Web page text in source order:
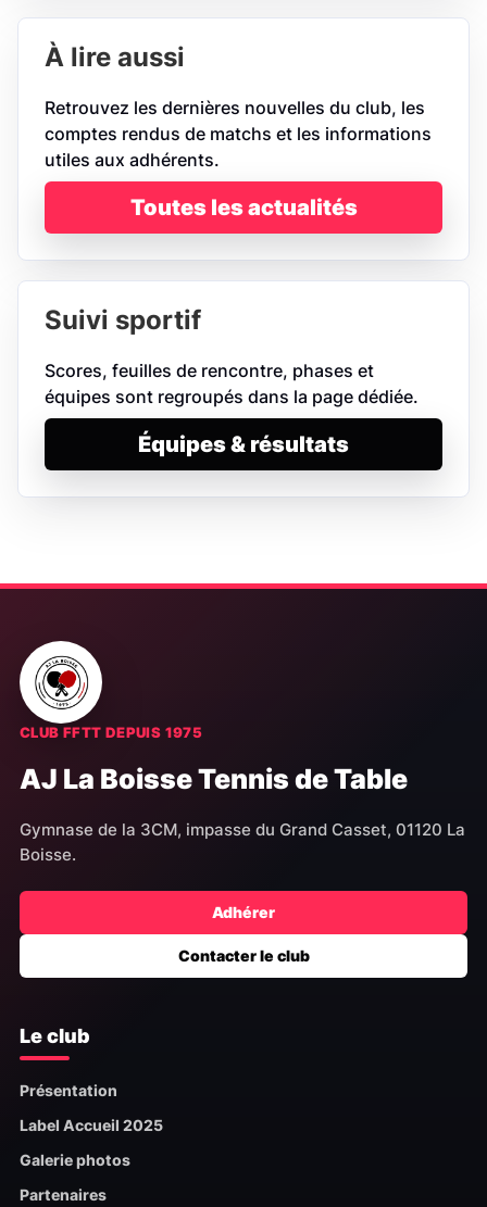
À lire aussi
Retrouvez les dernières nouvelles du club, les
comptes rendus de matchs et les informations
utiles aux adhérents.
Toutes les actualités
Suivi sportif
Scores, feuilles de rencontre, phases et
équipes sont regroupés dans la page dédiée.
Équipes & résultats
CLUB FFTT DEPUIS 1975
AJ La Boisse Tennis de Table
Gymnase de la 3CM, impasse du Grand Casset, 01120 La
Boisse.
Adhérer
Contacter le club
Le club
Présentation
Label Accueil 2025
Galerie photos
Partenaires